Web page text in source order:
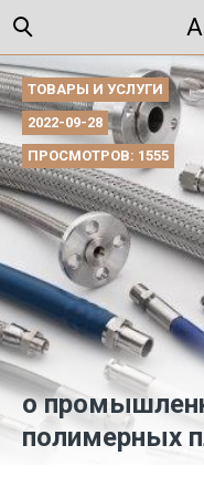
ТОВАРЫ И УСЛУГИ
2022-09-28
ПРОСМОТРОВ: 1555
о
полимерных